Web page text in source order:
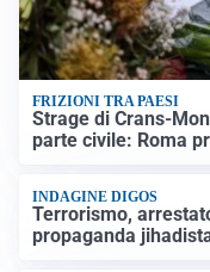
FRIZIONI TRA PAESI
Strage di Crans-
parte civile: Roma
INDAGINE DIGOS
Terrorismo,
propaganda